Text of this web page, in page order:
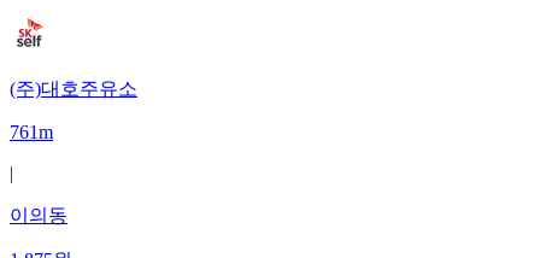
(주)대호주유소
761m
|
이의동